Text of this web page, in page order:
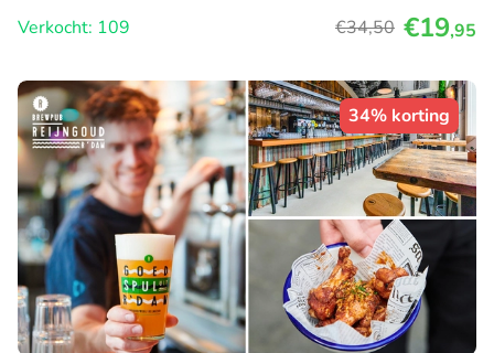
Verkocht: 109
€34,50 €19,95
34% korting